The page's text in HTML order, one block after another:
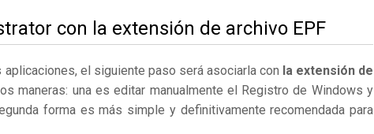
con la extensión de archivo EPF
el siguiente paso será asociarla con la extensión de
maneras: una es editar manualmente el Registro de Windows y
forma es más simple y definitivamente recomendada para